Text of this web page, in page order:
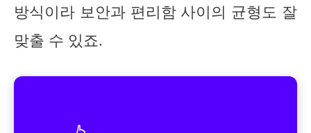
방식이라 보안과 편리함 사이의 균형도 잘
맞출 수 있죠.